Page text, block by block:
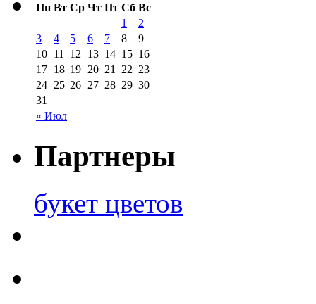
Пн Вт Ср Чт Пт Сб Вс
« Июл
1
2
3
4 5 6 7 8
9
10 11 12 13 14 15 16
17 18 19 20 21 22 23
24 25 26 27 28 29 30
31
Партнеры
букет цветов